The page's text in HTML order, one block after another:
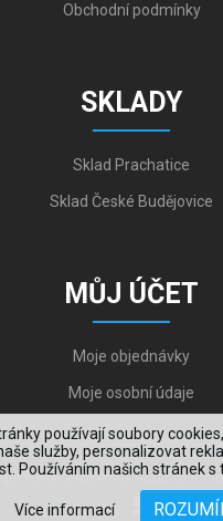
používají soubory
služby, personalizovat
Používáním našich stránek s
Více informací
Obchodní podmínky
SKLADY
Sklad Prachatice
Sklad České Budějovice
MŮJ ÚČET
Moje objednávky
Moje osobní údaje
© 2006-2026, VYKOV STEEL s.r.o. All
Created by